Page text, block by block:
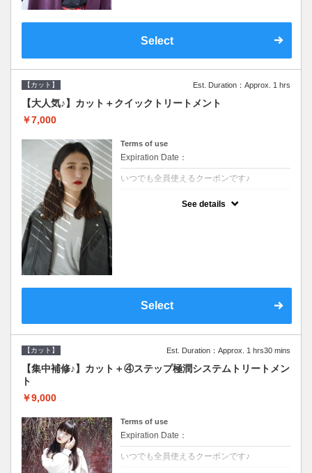
Select
【カット】 Est. Duration：Approx. 1 hrs
【大人気♪】カット＋クイックトリートメント
￥7,000
Terms of use
Expiration Date：
いつでも全員使えるクーポンです♪
See details
Select
【カット】 Est. Duration：Approx. 1 hrs30 mins
【集中補修♪】カット＋④ステップ極潤システムトリートメン
ト
￥9,000
Terms of use
Expiration Date：
いつでも全員使えるクーポンです♪